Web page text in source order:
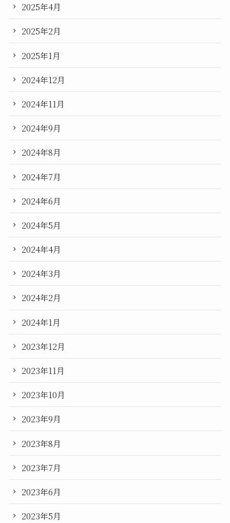
2025年4月
2025年2月
2025年1月
2024年12月
2024年11月
2024年9月
2024年8月
2024年7月
2024年6月
2024年5月
2024年4月
2024年3月
2024年2月
2024年1月
2023年12月
2023年11月
2023年10月
2023年9月
2023年8月
2023年7月
2023年6月
2023年5月